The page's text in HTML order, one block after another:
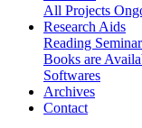
All Projects
Research Aids
Reading
Books are
Softwares
Archives
Contact